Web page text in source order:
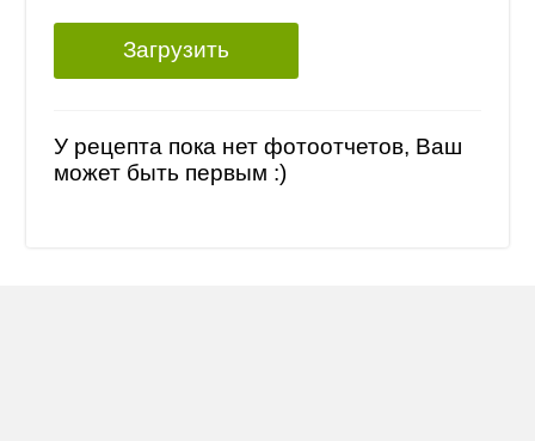
Загрузить
У рецепта пока нет фотоотчетов, Ваш
может быть первым :)